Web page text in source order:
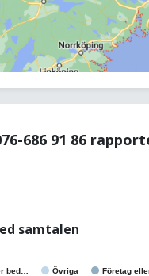
686 91 86
samtalen
bed… Övriga Företag